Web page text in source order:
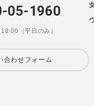
05-1960
（平日のみ）
合わせフォーム